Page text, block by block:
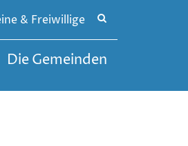
& Freiwillige
Site
toggle
Die Gemeinden